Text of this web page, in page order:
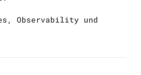
Observability und